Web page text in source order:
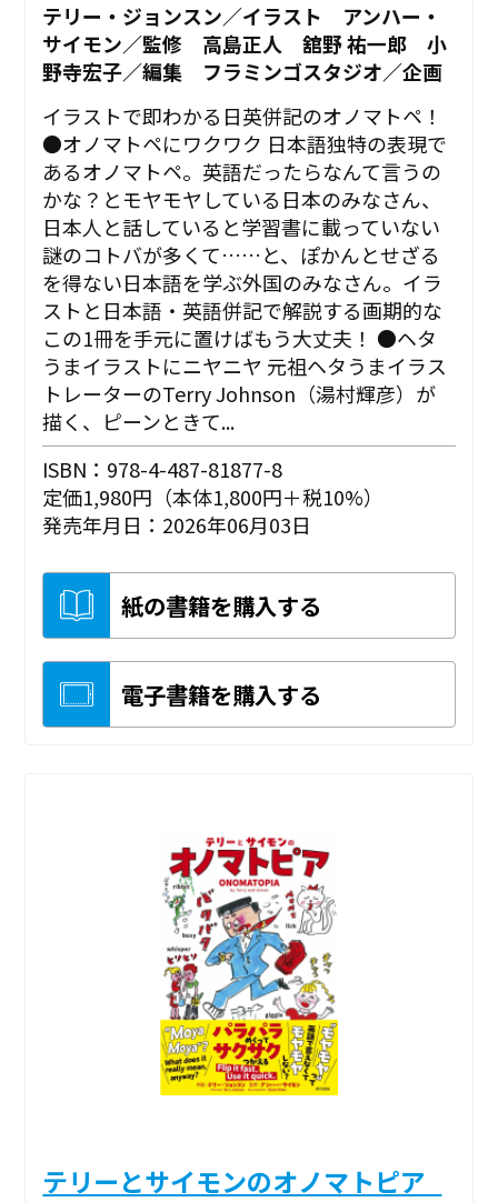
テリー・ジョンスン／イラスト アンハー・
サイモン／監修 高島正人 舘野 祐一郎 小
野寺宏子／編集 フラミンゴスタジオ／企画
イラストで即わかる日英併記のオノマトペ！
●オノマトペにワクワク 日本語独特の表現で
あるオノマトペ。英語だったらなんて言うの
かな？とモヤモヤしている日本のみなさん、
日本人と話していると学習書に載っていない
謎のコトバが多くて……と、ぽかんとせざる
を得ない日本語を学ぶ外国のみなさん。イラ
ストと日本語・英語併記で解説する画期的な
この1冊を手元に置けばもう大丈夫！ ●ヘタ
うまイラストにニヤニヤ 元祖ヘタうまイラス
トレーターのTerry Johnson（湯村輝彦）が
描く、ピーンときて...
ISBN：978-4-487-81877-8
定価1,980円（本体1,800円＋税10%）
発売年月日：2026年06月03日
紙の書籍を購入する
電子書籍を購入する
テリーとサイモンのオノマトピア_